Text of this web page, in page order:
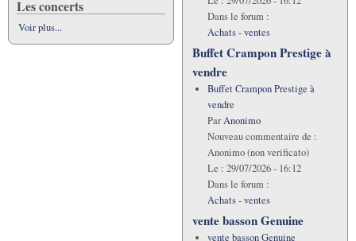
Les concerts
Voir plus...
Dans le forum :
Achats - ventes
Buffet Crampon Prestige à
vendre
Buffet Crampon Prestige à
vendre
ParAnonimo
Nouveau commentaire de :
Anonimo (non verificato)
Le : 29/07/2026 - 16:12
Dans le forum :
Achats - ventes
vente basson Genuine
vente basson Genuine